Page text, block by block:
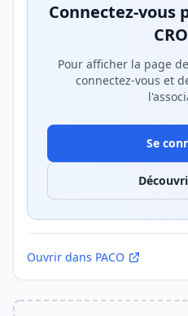
Connectez-vous
Pour afficher la page
connectez-vous et
Se
Ouvrir dans PACO